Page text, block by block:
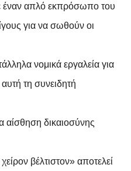
έναν απλό εκπρόσωπο του
για να σωθούν οι
νομικά εργαλεία για
τη συνειδητή
αίσθηση δικαιοσύνης
βέλτιστον» αποτελεί